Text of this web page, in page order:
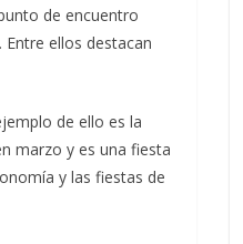
de encuentro
ellos destacan
de ello es la
marzo y es una fiesta
y las fiestas de